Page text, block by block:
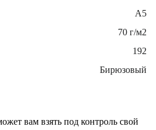
A5
70 г/м2
192
Бирюзовый
вам взять под контроль свой